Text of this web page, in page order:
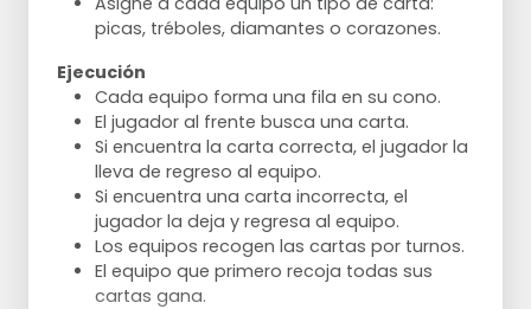
picas, tréboles, diamantes o corazones.
Ejecución
Cada equipo forma una fila en su cono.
El jugador al frente busca una carta.
Si encuentra la carta correcta, el jugador la
lleva de regreso al equipo.
Si encuentra una carta incorrecta, el
jugador la deja y regresa al equipo.
Los equipos recogen las cartas por turnos.
El equipo que primero recoja todas sus
cartas gana.